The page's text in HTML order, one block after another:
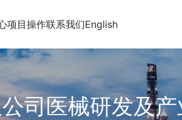
项目操作联系我们English
司医械研发及